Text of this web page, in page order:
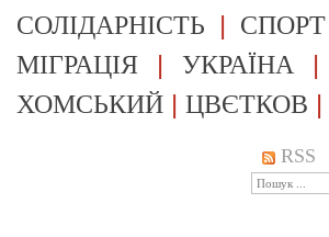
СОЛІДАРНІСТЬ | СПОРТ
МІГРАЦІЯ | УКРАЇНА |
ХОМСЬКИЙ | ЦВЄТКОВ |
RSS